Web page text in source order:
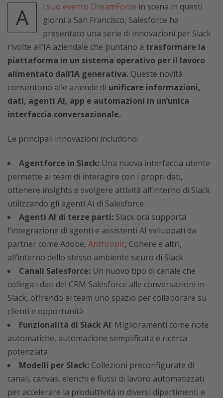
A l suo evento DreamForce in scena in questi
giorni a San Francisco, Salesforce ha
presentato una serie di innovazioni per Slack
rivolte all’IA aziendale che puntano a trasformare la
piattaforma in un sistema operativo per il lavoro
alimentato dall’IA generativa. Queste novità
consentono alle aziende di unificare informazioni,
dati, agenti AI, app e automazioni in un’unica
interfaccia conversazionale.
Le principali innovazioni includono:
Agentforce in Slack: Una nuova interfaccia utente
permette ai team di interagire con i propri dati,
ottenere insights e svolgere attività all’interno di Slack
utilizzando gli agenti AI di Salesforce
Agenti AI di terze parti: Slack ora supporta
l’integrazione di agenti e assistenti AI sviluppati da
partner come Adobe, Anthropic, Cohere e altri,
all’interno dello stesso ambiente sicuro di Slack
Canali Salesforce: Un nuovo tipo di canale che
collega i dati del CRM Salesforce alle conversazioni in
Slack, offrendo ai team uno spazio per collaborare su
clienti e opportunità
Funzionalità di Slack AI: Miglioramenti come note
automatiche, automazione semplificata e ricerca
potenziata
Modelli per Slack: Collezioni preconfigurate di
canali, canvas, elenchi e flussi di lavoro automatizzati
per accelerare la produttività in diversi dipartimenti e